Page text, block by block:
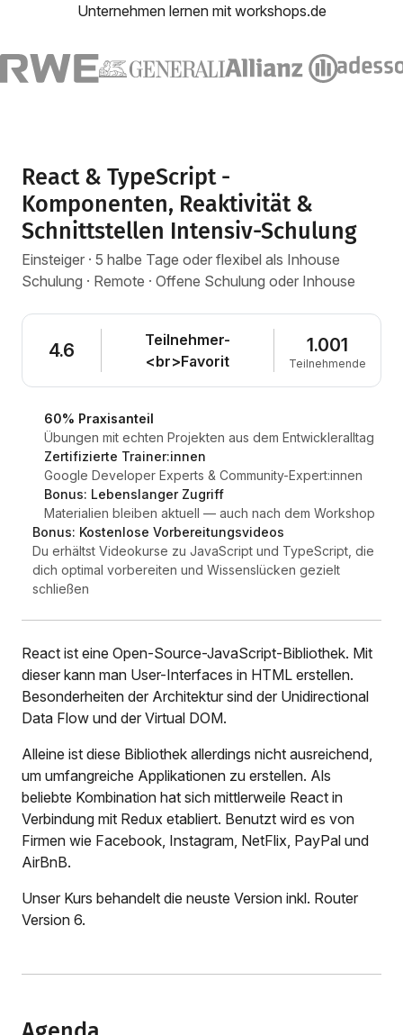
Unternehmen lernen mit workshops.de
React & TypeScript -
Komponenten, Reaktivität &
Schnittstellen Intensiv-Schulung
Einsteiger · 5 halbe Tage oder flexibel als Inhouse
Schulung · Remote · Offene Schulung oder Inhouse
4.6
Teilnehmer-
<br>Favorit
1.001
Teilnehmende
60% Praxisanteil
Übungen mit echten Projekten aus dem Entwickleralltag
Zertifizierte Trainer:innen
Google Developer Experts & Community-Expert:innen
Bonus: Lebenslanger Zugriff
Materialien bleiben aktuell — auch nach dem Workshop
Bonus: Kostenlose Vorbereitungsvideos
Du erhältst Videokurse zu JavaScript und TypeScript, die
dich optimal vorbereiten und Wissenslücken gezielt
schließen
React ist eine Open-Source-JavaScript-Bibliothek. Mit
dieser kann man User-Interfaces in HTML erstellen.
Besonderheiten der Architektur sind der Unidirectional
Data Flow und der Virtual DOM.
Alleine ist diese Bibliothek allerdings nicht ausreichend,
um umfangreiche Applikationen zu erstellen. Als
beliebte Kombination hat sich mittlerweile React in
Verbindung mit Redux etabliert. Benutzt wird es von
Firmen wie Facebook, Instagram, NetFlix, PayPal und
AirBnB.
Unser Kurs behandelt die neuste Version inkl. Router
Version 6.